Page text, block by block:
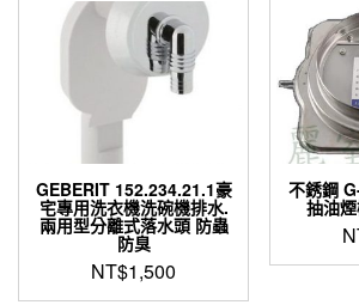
GEBERIT 152.234.21.1豪
宅專用洗衣機洗碗機排水.
兩用型分離式落水頭 防蟲
防臭
NT$1,500
不銹鋼
抽油